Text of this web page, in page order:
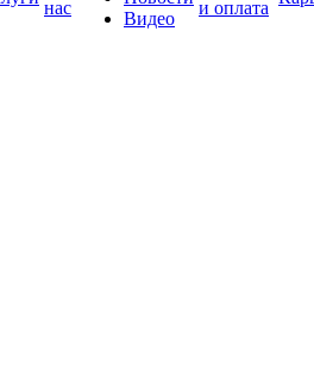
нас
Видео
и оплата